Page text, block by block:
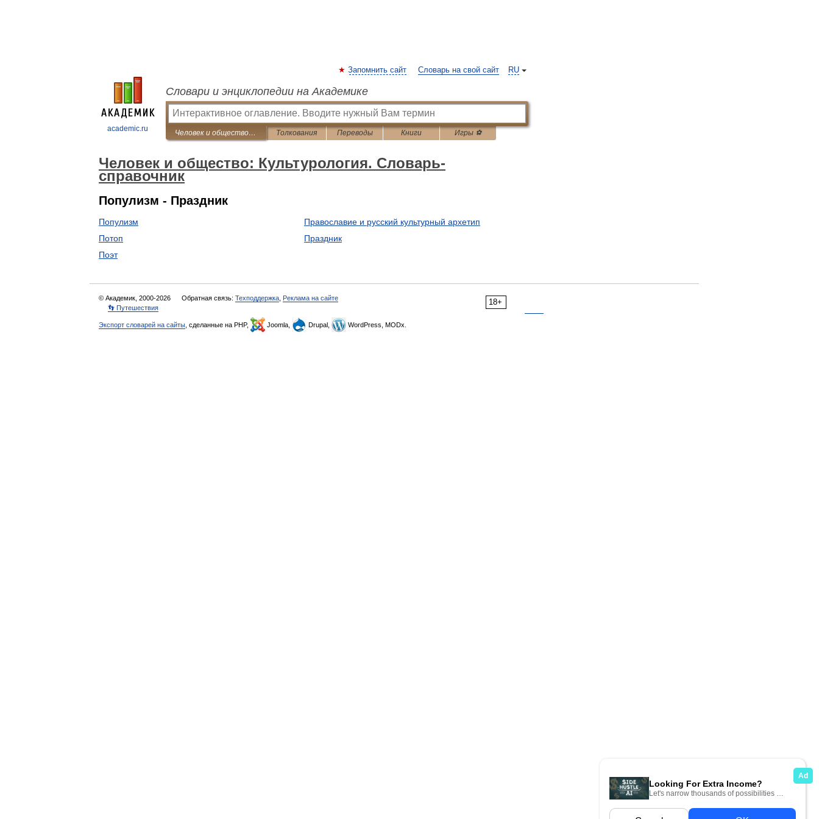
academic.ru
RU
Запомнить сайт Словарь на свой сайт
Словари и энциклопедии на Академике
Человек и общество: Культурология. Словарь-справочник Толкования Переводы Книги Игры ⚽
Человек и общество: Культурология. Словарь-
справочник
Популизм - Праздник
Популизм
Потоп
Поэт
Православие и русский культурный архетип
Праздник
18+
© Академик, 2000-2026 Обратная связь: Техподдержка Реклама на сайте
👣 Путешествия
Экспорт словарей на сайты , сделанные на PHP, Joomla, Drupal, WordPress, MODx.